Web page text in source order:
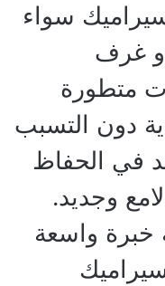
سواء
غرف
متطورة
دون التسبب
في الحفاظ
وجديد.
خبرة واسعة